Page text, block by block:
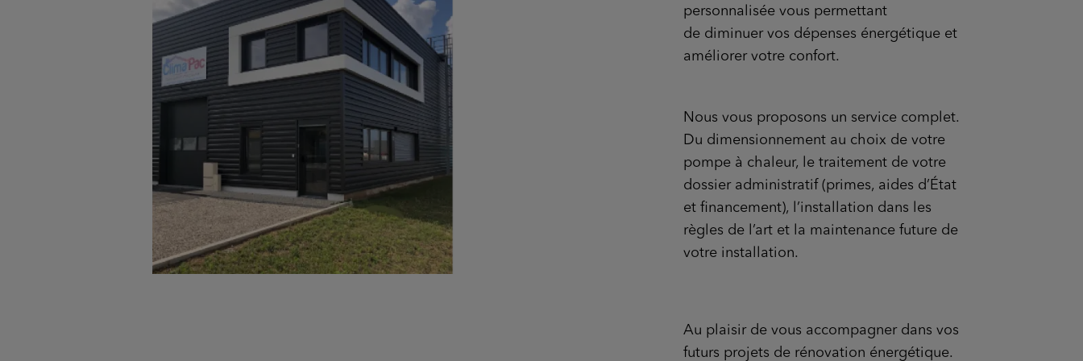
personnalisée vous permettant
de diminuer vos dépenses énergétique et
améliorer votre confort.
Nous vous proposons un service complet.
Du dimensionnement au choix de votre
pompe à chaleur, le traitement de votre
dossier administratif (primes, aides d’État
et financement), l’installation dans les
règles de l’art et la maintenance future de
votre installation.
Au plaisir de vous accompagner dans vos
futurs projets de rénovation énergétique.